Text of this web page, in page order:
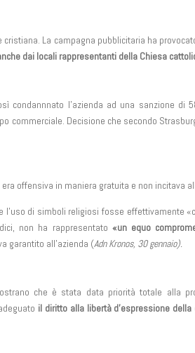
La campagna pubblicitaria ha
dai locali rappresentanti della Chiesa
condannnato l’azienda ad una sanzione di
commerciale. Decisione che secondo
offensiva in maniera gratuita e non incitava
di simboli religiosi fosse effettivamente
non ha rappresentato «un equo
garantito all’azienda (Adn Kronos, 30 gennaio).
che è stata data priorità totale alla
il diritto alla libertà d’espressione della